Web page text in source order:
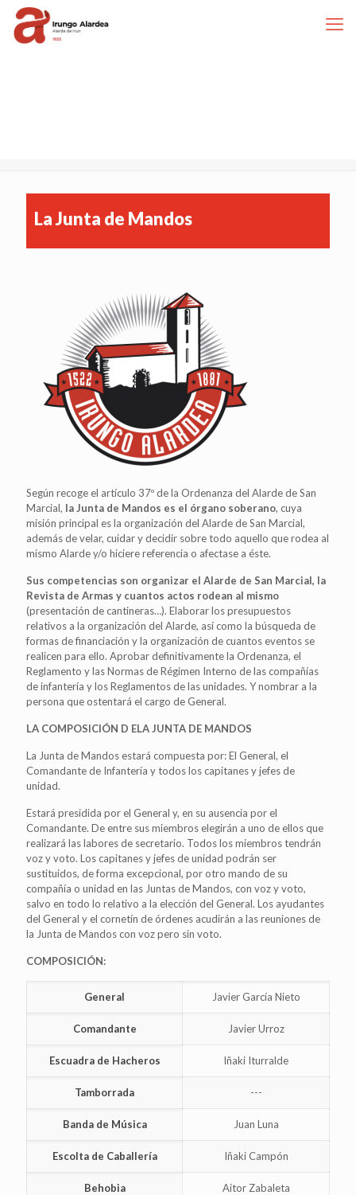
La Junta de Mandos
Según recoge el artículo 37º de la Ordenanza del Alarde de San
Marcial, la Junta de Mandos es el órgano soberano, cuya
misión principal es la organización del Alarde de San Marcial,
además de velar, cuidar y decidir sobre todo aquello que rodea al
mismo Alarde y/o hiciere referencia o afectase a éste.
Sus competencias son organizar el Alarde de San Marcial, la
Revista de Armas y cuantos actos rodean al mismo
(presentación de cantineras…). Elaborar los presupuestos
relativos a la organización del Alarde, así como la búsqueda de
formas de financiación y la organización de cuantos eventos se
realicen para ello. Aprobar definitivamente la Ordenanza, el
Reglamento y las Normas de Régimen Interno de las compañías
de infantería y los Reglamentos de las unidades. Y nombrar a la
persona que ostentará el cargo de General.
LA COMPOSICIÓN D ELA JUNTA DE MANDOS
La Junta de Mandos estará compuesta por: El General, el
Comandante de Infantería y todos los capitanes y jefes de
unidad.
Estará presidida por el General y, en su ausencia por el
Comandante. De entre sus miembros elegirán a uno de ellos que
realizará las labores de secretario. Todos los miembros tendrán
voz y voto. Los capitanes y jefes de unidad podrán ser
sustituidos, de forma excepcional, por otro mando de su
compañía o unidad en las Juntas de Mandos, con voz y voto,
salvo en todo lo relativo a la elección del General. Los ayudantes
del General y el cornetín de órdenes acudirán a las reuniones de
la Junta de Mandos con voz pero sin voto.
COMPOSICIÓN:
General Javier García Nieto
Comandante Javier Urroz
Escuadra de Hacheros Iñaki Iturralde
Tamborrada ---
Banda de Música Juan Luna
Escolta de Caballería Iñaki Campón
Behobia Aitor Zabaleta